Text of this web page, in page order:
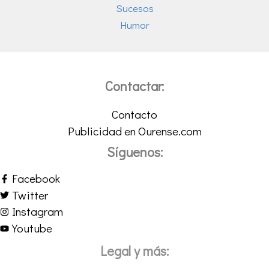
Sucesos
Humor
Contactar:
Contacto
Publicidad en Ourense.com
Síguenos:
Facebook
Twitter
Instagram
Youtube
Legal y más: